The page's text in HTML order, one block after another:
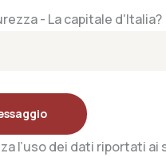
- La capitale d'Italia?
l’uso dei dati riportati ai